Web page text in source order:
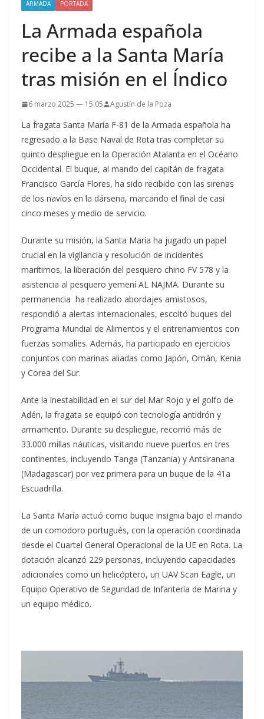
ARMADA PORTADA
La Armada española
recibe a la Santa María
tras misión en el Índico
6 marzo 2025 — 15:05 Agustín de la Poza
La fragata Santa María F-81 de la Armada española ha
regresado a la Base Naval de Rota tras completar su
quinto despliegue en la Operación Atalanta en el Océano
Occidental. El buque, al mando del capitán de fragata
Francisco García Flores, ha sido recibido con las sirenas
de los navíos en la dársena, marcando el final de casi
cinco meses y medio de servicio.
Durante su misión, la Santa María ha jugado un papel
crucial en la vigilancia y resolución de incidentes
marítimos, la liberación del pesquero chino FV 578 y la
asistencia al pesquero yemení AL NAJMA. Durante su
permanencia ha realizado abordajes amistosos,
respondió a alertas internacionales, escoltó buques del
Programa Mundial de Alimentos y el entrenamientos con
fuerzas somalíes. Además, ha participado en ejercicios
conjuntos con marinas aliadas como Japón, Omán, Kenia
y Corea del Sur.
Ante la inestabilidad en el sur del Mar Rojo y el golfo de
Adén, la fragata se equipó con tecnología antidrón y
armamento. Durante su despliegue, recorrió más de
33.000 millas náuticas, visitando nueve puertos en tres
continentes, incluyendo Tanga (Tanzania) y Antsiranana
(Madagascar) por vez primera para un buque de la 41a
Escuadrilla.
La Santa María actuó como buque insignia bajo el mando
de un comodoro portugués, con la operación coordinada
desde el Cuartel General Operacional de la UE en Rota. La
dotación alcanzó 229 personas, incluyendo capacidades
adicionales como un helicóptero, un UAV Scan Eagle, un
Equipo Operativo de Seguridad de Infantería de Marina y
un equipo médico.